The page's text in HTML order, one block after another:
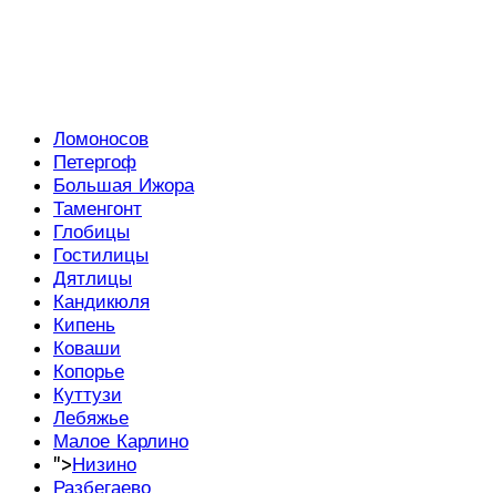
Ломоносов
Петергоф
Большая Ижора
Таменгонт
Глобицы
Гостилицы
Дятлицы
Кандикюля
Кипень
Коваши
Копорье
Куттузи
Лебяжье
Малое Карлино
">Низино
Разбегаево